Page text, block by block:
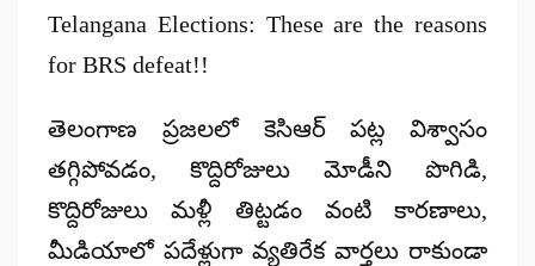
Telangana Elections: These are the reasons
for BRS defeat!!
తెలంగాణ ప్రజలలో కెసిఆర్ పట్ల విశ్వాసం
తగ్గిపోవడం, కొద్దిరోజులు మోడీని పొగిడి,
కొద్దిరోజులు మళ్లీ తిట్టడం వంటి కారణాలు,
మీడియాలో పదేళ్లుగా వ్యతిరేక వార్తలు రాకుండా